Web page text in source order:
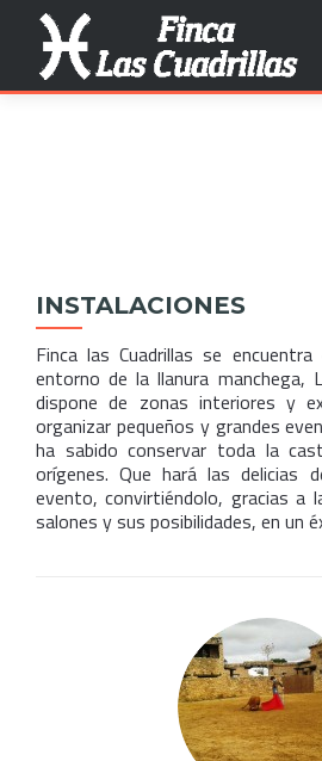
INSTALACIONES
Finca las Cuadrillas se
entorno de la llanura manchega,
dispone de zonas interiores y
organizar pequeños y grandes
ha sabido conservar toda la
orígenes. Que hará las delicias
evento, convirtiéndolo, gracias a
salones y sus posibilidades, en un